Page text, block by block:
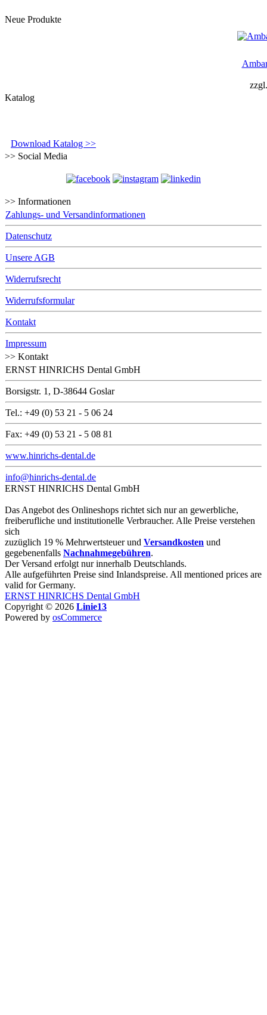
Neue Produkte
Katalog
Download Katalog >>
>> Social Media
>> Informationen
Zahlungs- und Versandinformationen
Datenschutz
Unsere AGB
Widerrufsrecht
Widerrufsformular
Kontakt
Impressum
>> Kontakt
ERNST HINRICHS Dental GmbH
Borsigstr. 1, D-38644 Goslar
Tel.: +49 (0) 53 21 - 5 06 24
Fax: +49 (0) 53 21 - 5 08 81
www.hinrichs-dental.de
info@hinrichs-dental.de
ERNST HINRICHS Dental GmbH
Das Angebot des Onlineshops richtet sich nur an gewerbliche,
freiberufliche und institutionelle Verbraucher. Alle Preise verstehen
sich
zuzüglich 19 % Mehrwertsteuer und Versandkosten und
gegebenenfalls Nachnahmegebühren.
Der Versand erfolgt nur innerhalb Deutschlands.
Alle aufgeführten Preise sind Inlandspreise. All mentioned prices are
valid for Germany.
ERNST HINRICHS Dental GmbH
Copyright © 2026 Linie13
Powered by osCommerce